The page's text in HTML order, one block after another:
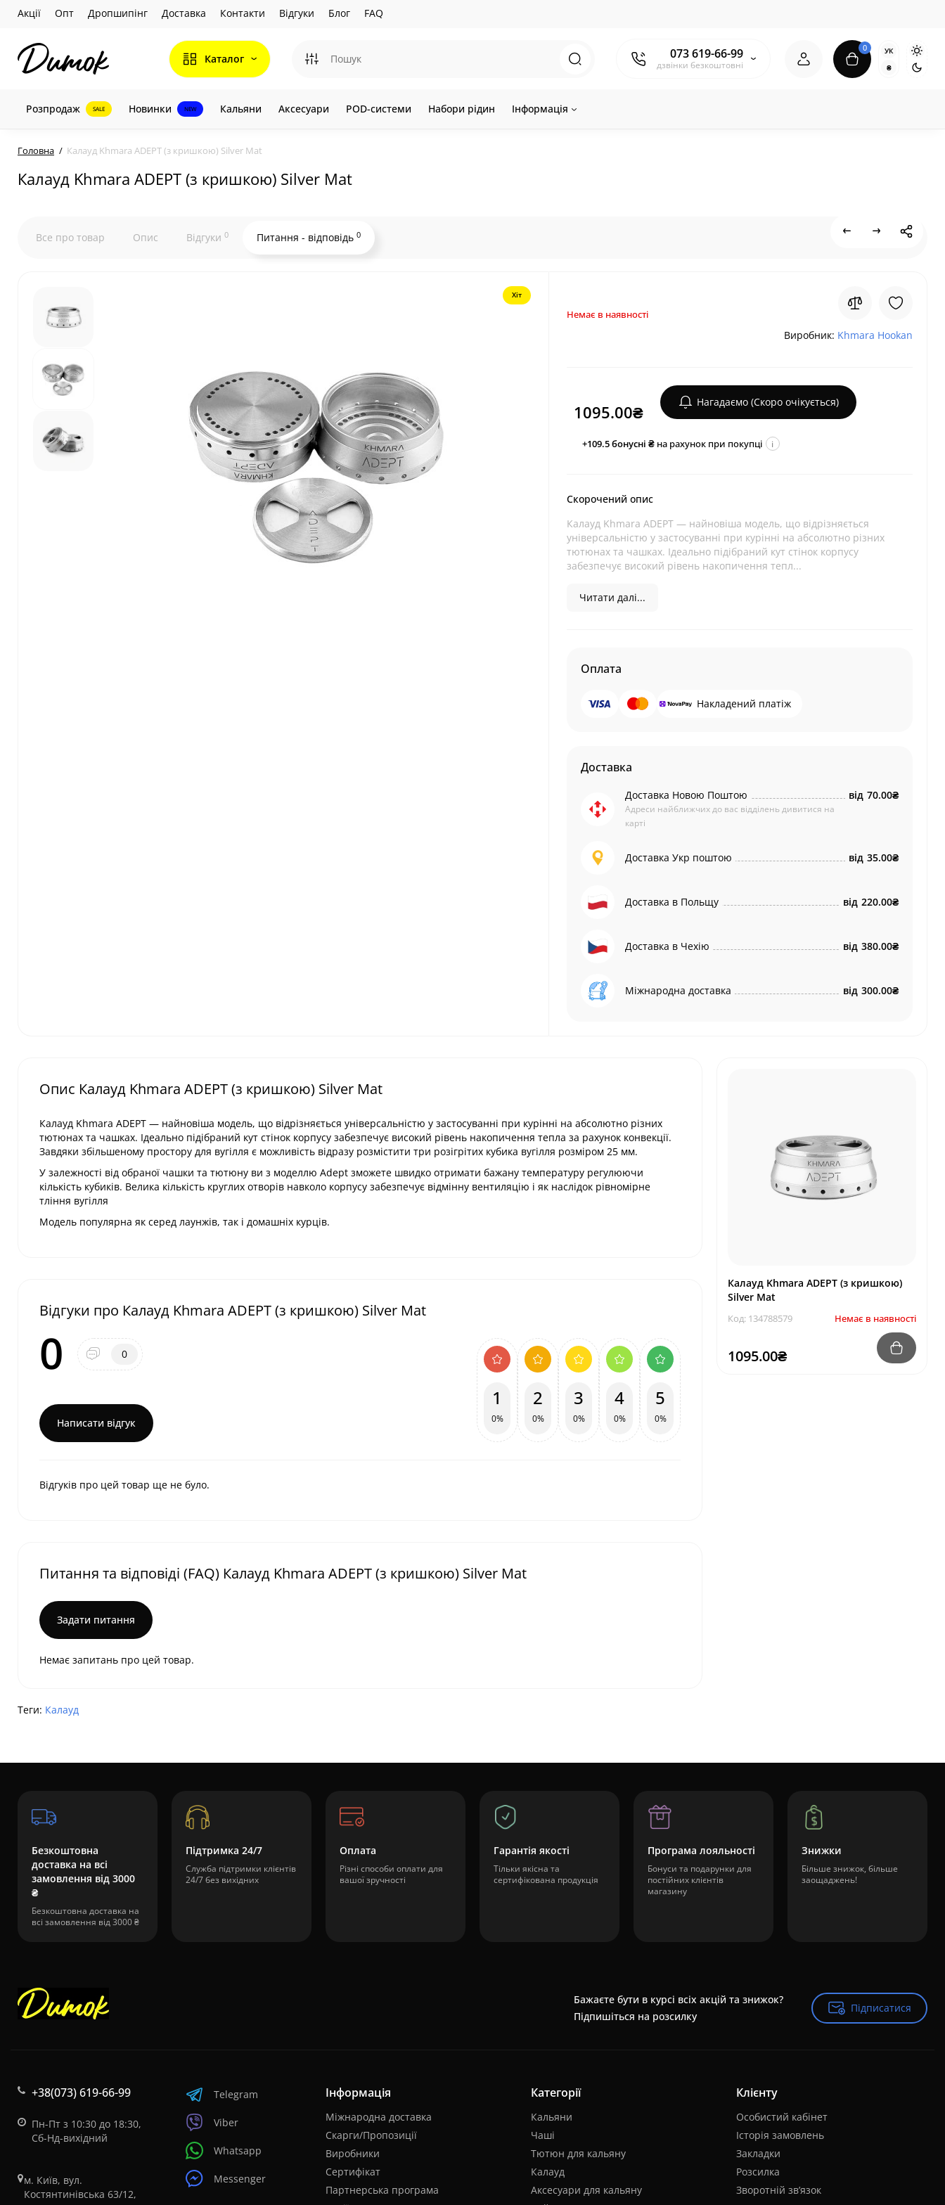
Акції Опт Дропшипінг Доставка Контакти Відгуки Блог FAQ
Каталог 073 619-66-99
дзвінки безкоштовні
0
УК
₴
Розпродаж SALE Новинки NEW Кальяни Аксесуари POD-системи Набори рідин Інформація
Головна Калауд Khmara ADEPT (з кришкою) Silver Mat
Калауд Khmara ADEPT (з кришкою) Silver Mat
Все про товар Опис Відгуки 0 Питання - відповідь 0
Хіт
Немає в наявності
Виробник: Khmara Hookan
1095.00₴ Нагадаємо (Скоро очікується)
+109.5бонусні ₴на рахунок при покупці i
Скорочений опис
Калауд Khmara ADEPT — найновіша модель, що відрізняється
універсальністю у застосуванні при курінні на абсолютно різних
тютюнах та чашках. Ідеально підібраний кут стінок корпусу
забезпечує високий рівень накопичення тепл...
Читати далі...
Оплата
Накладений платіж
Доставка
Доставка Новою Поштою
Адреси найближчих до вас відділень дивитися на
карті
від 70.00₴
Доставка Укр поштою від 35.00₴
Доставка в Польщу від 220.00₴
Доставка в Чехію від 380.00₴
Міжнародна доставка від 300.00₴
Опис Калауд Khmara ADEPT (з кришкою) Silver Mat
Калауд Khmara ADEPT — найновіша модель, що відрізняється універсальністю у застосуванні при курінні на абсолютно різних
тютюнах та чашках. Ідеально підібраний кут стінок корпусу забезпечує високий рівень накопичення тепла за рахунок конвекції.
Завдяки збільшеному простору для вугілля є можливість відразу розмістити три розігрітих кубика вугілля розміром 25 мм.
У залежності від обраної чашки та тютюну ви з моделлю Adept зможете швидко отримати бажану температуру регулюючи
кількість кубиків. Велика кількість круглих отворів навколо корпусу забезпечує відмінну вентиляцію і як наслідок рівномірне
тління вугілля
Модель популярна як серед лаунжів, так і домашніх курців.
Відгуки про Калауд Khmara ADEPT (з кришкою) Silver Mat
0 0
Написати відгук
1
0%
2
0%
3
0%
4
0%
5
0%
Відгуків про цей товар ще не було.
Питання та відповіді (FAQ) Калауд Khmara ADEPT (з кришкою) Silver Mat
Задати питання
Немає запитань про цей товар.
Калауд Khmara ADEPT (з кришкою)
Silver Mat
Код: 134788579 Немає в наявності
1095.00₴
Теги: Калауд
Безкоштовна
доставка на всі
замовлення від 3000
₴
Безкоштовна доставка на
всі замовлення від 3000 ₴
Підтримка 24/7
Служба підтримки клієнтів
24/7 без вихідних
Оплата
Різні способи оплати для
вашої зручності
Гарантія якості
Тільки якісна та
сертифікована продукція
Програма лояльності
Бонуси та подарунки для
постійних клієнтів
магазину
Знижки
Більше знижок, більше
заощаджень!
Бажаєте бути в курсі всіх акцій та знижок?
Підпишіться на розсилку
Підписатися
Підписатися
+38(073) 619-66-99
Пн-Пт з 10:30 до 18:30,
Сб-Нд-вихідний
м. Київ, вул.
Костянтинівська 63/12,
Telegram
Viber
Whatsapp
Messenger
Інформація
Міжнародна доставка
Скарги/Пропозиції
Виробники
Сертифікат
Партнерська програма
Категорії
Кальяни
Чаші
Тютюн для кальяну
Калауд
Аксесуари для кальяну
Клієнту
Особистий кабінет
Історія замовлень
Закладки
Розсилка
Зворотній зв’язок